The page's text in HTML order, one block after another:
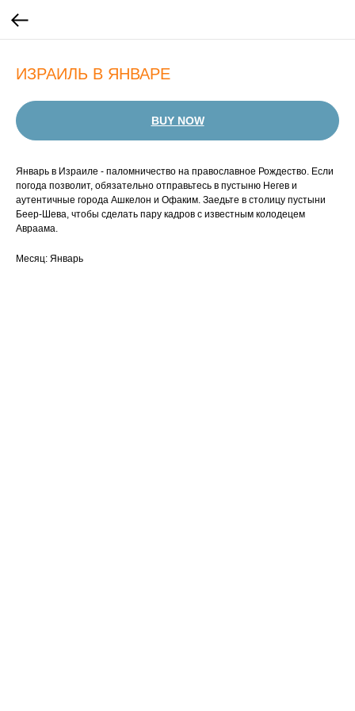
ИЗРАИЛЬ В ЯНВАРЕ
BUY NOW
Январь в Израиле - паломничество на православное Рождество. Если
погода позволит, обязательно отправьтесь в пустыню Негев и
аутентичные города Ашкелон и Офаким. Заедьте в столицу пустыни
Беер-Шева, чтобы сделать пару кадров с известным колодецем
Авраама.
Месяц: Январь